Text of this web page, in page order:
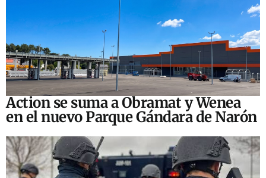
Action se suma a Obramat y Wenea
en el nuevo Parque Gándara de Narón